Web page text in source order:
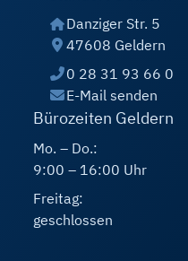
Danziger Str. 5
47608 Geldern
0 28 31 93 66 0
E-Mail senden
Bürozeiten Geldern
Mo. – Do.:
9:00 – 16:00 Uhr
Freitag:
geschlossen